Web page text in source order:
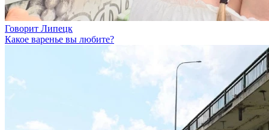
Говорит Липецк
Какое варенье вы любите?